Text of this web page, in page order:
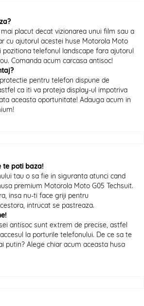
placut decat vizionarea unui film sau a
cu ajutorul acestei huse Motorola Moto
pozitiona telefonul landscape fara ajutorul
Comanda acum carcasa antisoc!
pentru telefon dispune de
ca iti va proteja display-ul impotriva
aceasta oportunitate! Adauga acum in
te poti baza!
tau o sa fie in siguranta atunci cand
premium Motorola Moto G05 Techsuit.
insa nu-ti face griji pentru
intrucat se pastreaza.
antisoc sunt extrem de precise, astfel
la porturile telefonului. De ce sa te
putin? Alege chiar acum aceasta husa